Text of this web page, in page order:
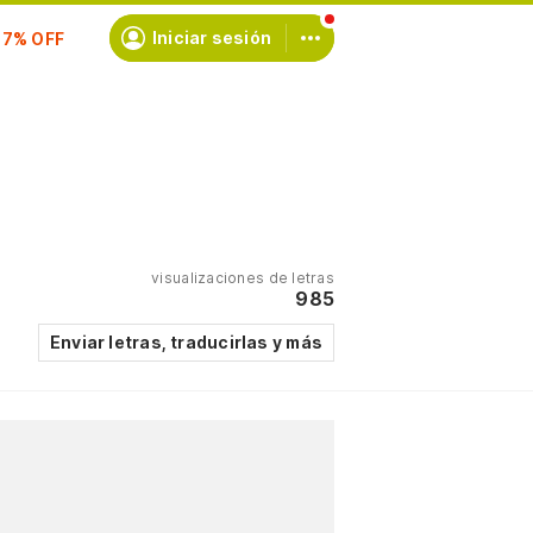
Iniciar sesión
visualizaciones de letras
985
Enviar letras, traducirlas y más